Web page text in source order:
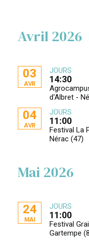
Avril 2026
03
AVR
JOURS
14:30
d'Albret -
04
AVR
JOURS
11:00
Festival La
Nérac (47)
Mai 2026
24
MAI
JOURS
11:00
Festival
Gartempe